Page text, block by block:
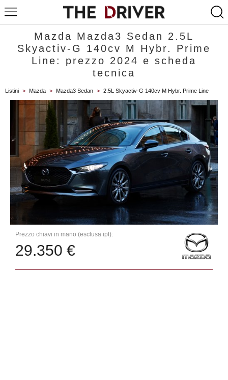
Mazda Mazda3 Sedan 2.5L
Skyactiv-G 140cv M Hybr. Prime
Line: prezzo 2024 e scheda
tecnica
Listini > Mazda > Mazda3 Sedan > 2.5L Skyactiv-G 140cv M Hybr. Prime Line
Prezzo chiavi in mano (esclusa ipt):
29.350 €